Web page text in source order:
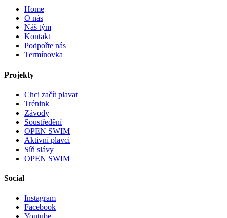
Home
O nás
Náš tým
Kontakt
Podpořte nás
Termínovka
Projekty
Chci začít plavat
Trénink
Závody
Soustředění
OPEN SWIM
Aktivní plavci
Síň slávy
OPEN SWIM
Social
Instagram
Facebook